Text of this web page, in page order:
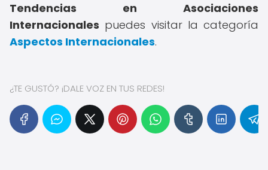
Tendencias en Asociaciones
Internacionales puedes visitar la categoría
Aspectos Internacionales.
¿TE GUSTÓ? ¡DALE VOZ EN TUS REDES!